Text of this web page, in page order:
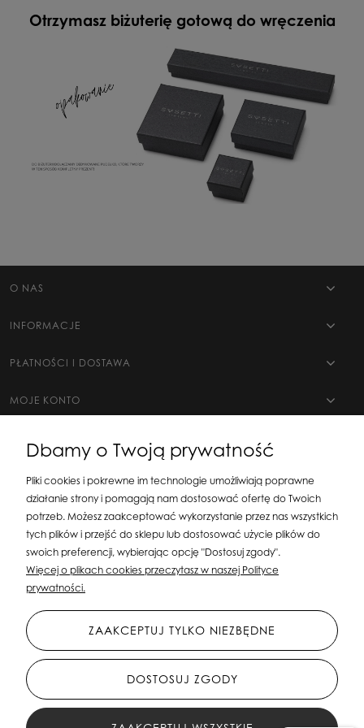
Otrzymasz biżuterię gotową do wręczenia
O NAS
INFORMACJE
PŁATNOŚCI I DOSTAWA
MOJE KONTO
Silit Group Maciej Suska
| ul. Astronomów 16, 80-299 Gdańsk, woj. pomorskie
sklepsusetti@gmail.com
Tel.: 508-107-233 | NIP: 5841956567 REGON:
Dbamy o Twoją prywatność
Pliki cookies i pokrewne im technologie umożliwiają poprawne
działanie strony i pomagają nam dostosować ofertę do Twoich
potrzeb. Możesz zaakceptować wykorzystanie przez nas wszystkich
tych plików i przejść do sklepu lub dostosować użycie plików do
swoich preferencji, wybierając opcję "Dostosuj zgody".
Więcej o plikach cookies przeczytasz w naszej Polityce
prywatności.
ZAAKCEPTUJ TYLKO NIEZBĘDNE
DOSTOSUJ ZGODY